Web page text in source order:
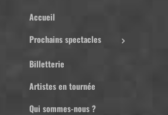
Accueil
Prochains spectacles
Billetterie
Artistes en tournée
Qui sommes-nous ?